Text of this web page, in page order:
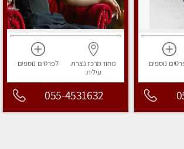
נוספים מחוז מרכז נצרת
עילית
לפרטים נוספים
055-4531632